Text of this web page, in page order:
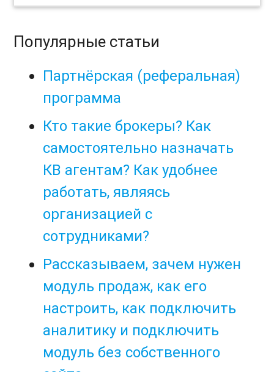
Популярные статьи
Партнёрская (реферальная)
программа
Кто такие брокеры? Как
самостоятельно назначать
КВ агентам? Как удобнее
работать, являясь
организацией с
сотрудниками?
Рассказываем, зачем нужен
модуль продаж, как его
настроить, как подключить
аналитику и подключить
модуль без собственного